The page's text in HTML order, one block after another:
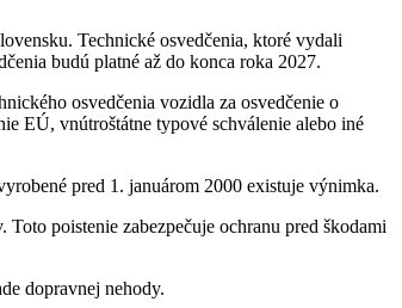
Technické osvedčenia, ktoré vydali
budú platné až do konca roka 2027.
osvedčenia vozidla za osvedčenie o
EÚ, vnútroštátne typové schválenie alebo iné
pred 1. januárom 2000 existuje výnimka.
poistenie zabezpečuje ochranu pred škodami
dopravnej nehody.